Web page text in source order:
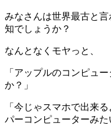
みなさんは世界最古と
知でしょうか？
なんとなくモヤっと、
「アップルのコンピュ
か？」
「今じゃスマホで出来
パーコンピューターみた